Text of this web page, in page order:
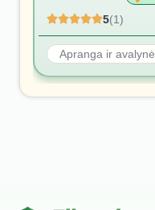
5(1)
Apranga ir avalynė